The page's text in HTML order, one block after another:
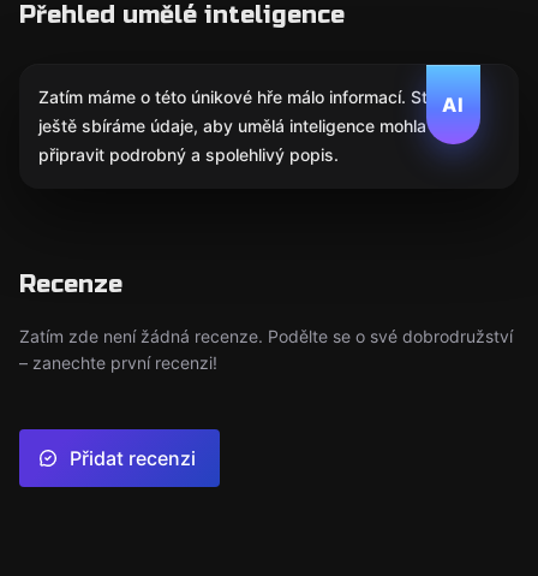
Přehled umělé inteligence
AI
Zatím máme o této únikové hře málo informací. Stále
ještě sbíráme údaje, aby umělá inteligence mohla
připravit podrobný a spolehlivý popis.
Recenze
Zatím zde není žádná recenze. Podělte se o své dobrodružství
– zanechte první recenzi!
Přidat recenzi